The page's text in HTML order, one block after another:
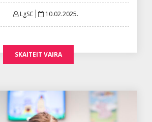
LgSC
Posted
10.02.2025.
SKAITEIT VAIRA